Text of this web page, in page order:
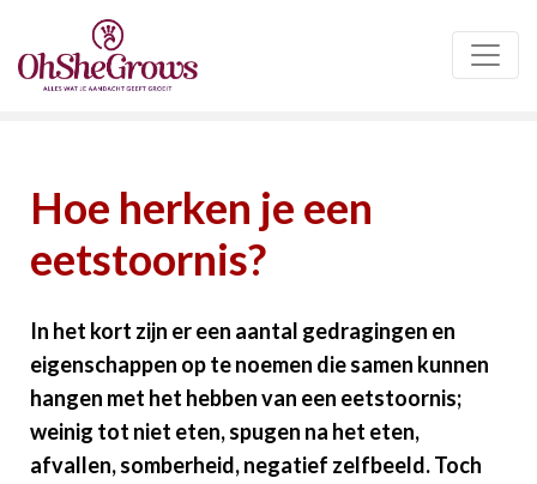
Hoe herken je een
eetstoornis?
In het kort zijn er een aantal gedragingen en
eigenschappen op te noemen die samen kunnen
hangen met het hebben van een eetstoornis;
weinig tot niet eten, spugen na het eten,
afvallen, somberheid, negatief zelfbeeld. Toch